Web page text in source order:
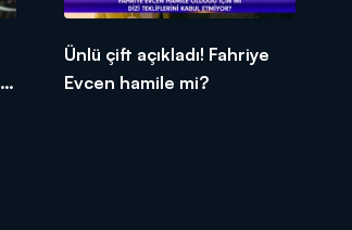
Ünlü çift açıkladı! Fahriye
Evcen hamile mi?